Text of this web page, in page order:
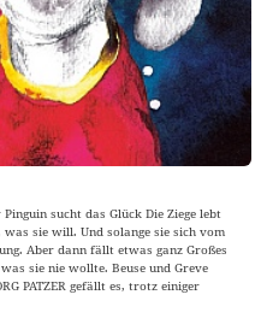
sucht das Glück Die Ziege lebt
sie will. Und solange sie sich vom
Aber dann fällt etwas ganz Großes
sie nie wollte. Beuse und Greve
PATZER gefällt es, trotz einiger